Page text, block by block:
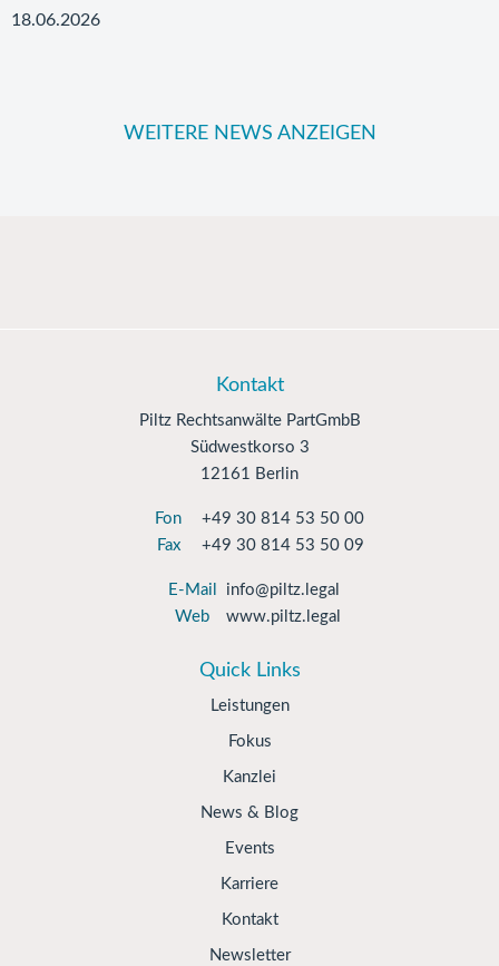
18.06.2026
WEITERE NEWS ANZEIGEN
Kontakt
Piltz Rechtsanwälte PartGmbB
Südwestkorso 3
12161 Berlin
Fon
+49 30 814 53 50 00
Fax
+49 30 814 53 50 09
E-Mail
info@piltz.legal
Web
www.piltz.legal
Quick Links
Leistungen
Fokus
Kanzlei
News & Blog
Events
Karriere
Kontakt
Newsletter